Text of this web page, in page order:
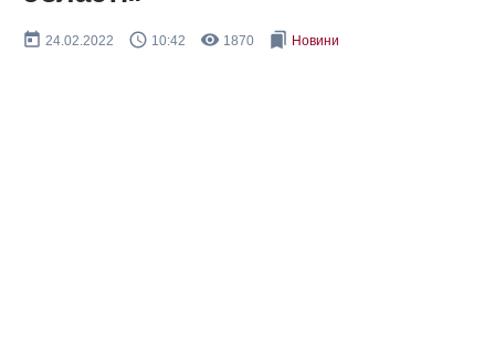
today 24.02.2022 query_builder 10:42 remove_red_eye 1870 bookmarks Новини